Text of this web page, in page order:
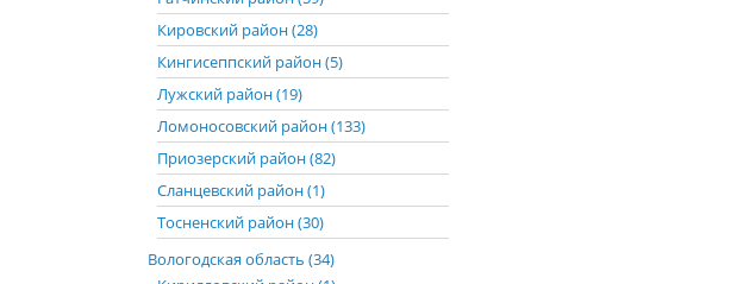
Кировский район (28)
Кингисеппский район (5)
Лужский район (19)
Ломоносовский район (133)
Приозерский район (82)
Сланцевский район (1)
Тосненский район (30)
Вологодская область (34)